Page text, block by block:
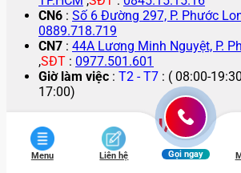
CN6 : Số 6 Đường 297, P. Phước
0889.718.719
CN7 : 44A Lương Minh Nguyệt, P.
,SĐT : 0977.501.601
Giờ làm việc : T2 - T7 : ( 08:00-
17:00)
HỖ TRỢ KHÁCH HÀNG
Chính sách bảo mật
Menu Liên hệ Gọi ngay